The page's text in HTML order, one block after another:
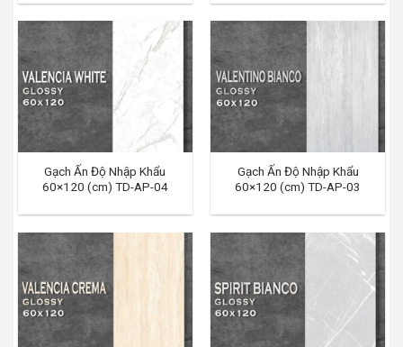
Gạch Ấn Độ Nhập Khẩu
60×120 (cm) TD-AP-04
Gạch Ấn Độ Nhập Khẩu
60×120 (cm) TD-AP-03